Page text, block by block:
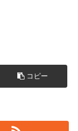
コピー